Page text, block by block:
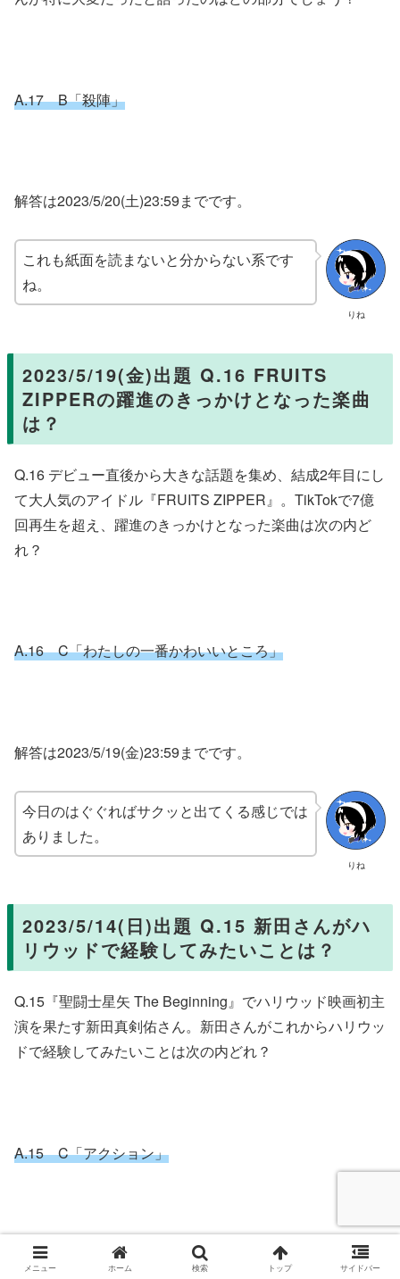
A.17 B「殺陣」
解答は2023/5/20(土)23:59までです。
りね
これも紙面を読まないと分からない系です
ね。
2023/5/19(金)出題 Q.16 FRUITS
ZIPPERの躍進のきっかけとなった楽曲
は？
Q.16 デビュー直後から大きな話題を集め、結成2年目にし
て大人気のアイドル『FRUITS ZIPPER』。TikTokで7億
回再生を超え、躍進のきっかけとなった楽曲は次の内ど
れ？
A.16 C「わたしの一番かわいいところ」
解答は2023/5/19(金)23:59までです。
りね
今日のはぐぐればサクッと出てくる感じでは
ありました。
2023/5/14(日)出題 Q.15 新田さんがハ
リウッドで経験してみたいことは？
Q.15『聖闘士星矢 The Beginning』でハリウッド映画初主
演を果たす新田真剣佑さん。新田さんがこれからハリウッ
ドで経験してみたいことは次の内どれ？
A.15 C「アクション」
解答は2023/5/14(日)23:59までです。
メニュー ホーム 検索 トップ サイドバー